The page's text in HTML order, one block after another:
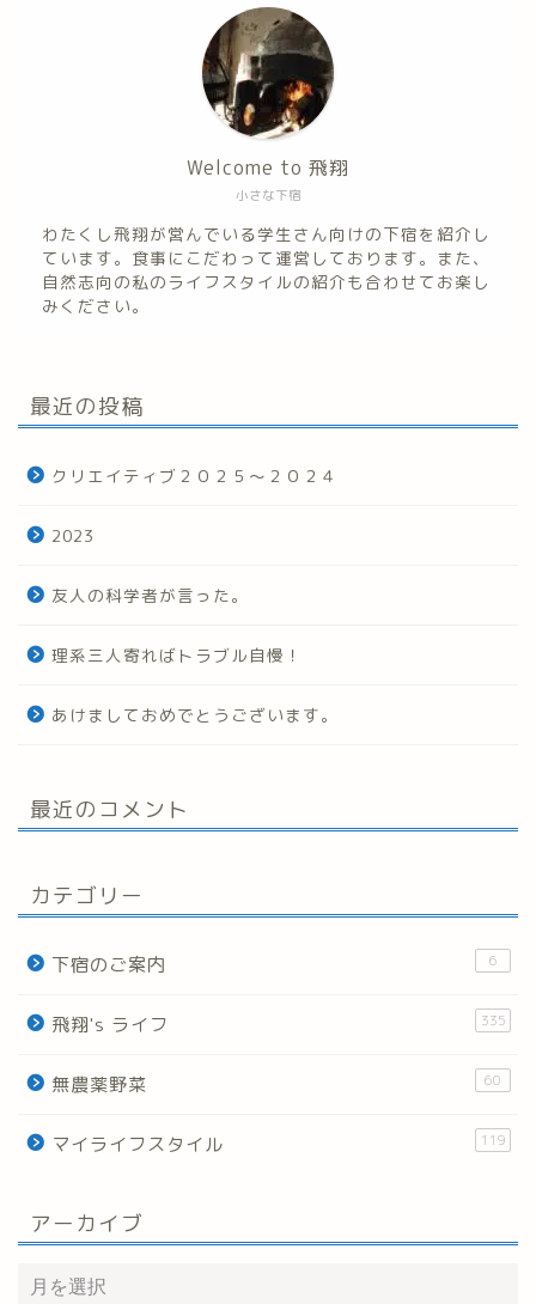
小さな下宿
Welcome to 飛翔
わたくし飛翔が営んでいる学生さん向けの下宿を紹介し
ています。食事にこだわって運営しております。また、
自然志向の私のライフスタイルの紹介も合わせてお楽し
みください。
最近の投稿
クリエイティブ２０２５～２０２４
2023
友人の科学者が言った。
理系三人寄ればトラブル自慢！
あけましておめでとうございます。
最近のコメント
カテゴリー
下宿のご案内 6
飛翔's ライフ 335
無農薬野菜 60
マイライフスタイル 119
アーカイブ